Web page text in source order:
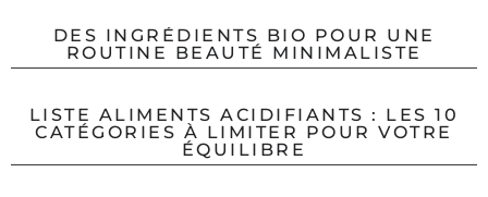
DES INGRÉDIENTS BIO POUR UNE
ROUTINE BEAUTÉ MINIMALISTE
LISTE ALIMENTS ACIDIFIANTS : LES 10
CATÉGORIES À LIMITER POUR VOTRE
ÉQUILIBRE